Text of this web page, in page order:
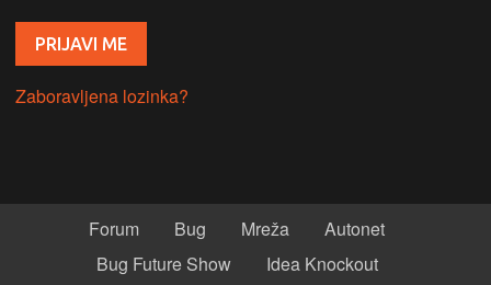
Zaboravljena lozinka?
Forum Bug Mreža
Autonet
Bug Future Show
Idea Knockout